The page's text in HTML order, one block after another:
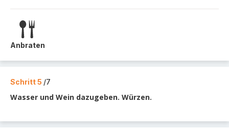
Anbraten
Schritt 5 /7
Wasser und Wein dazugeben. Würzen.